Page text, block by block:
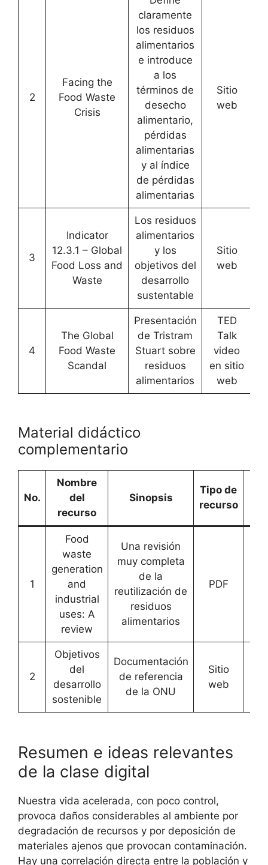
2
Facing the
Food Waste
Crisis
claramente
los residuos
alimentarios
e introduce
a los
términos de
desecho
alimentario,
pérdidas
alimentarias
y al índice
de pérdidas
alimentarias
Sitio
web
3
Indicator
12.3.1 – Global
Food Loss and
Waste
Los residuos
alimentarios
y los
objetivos del
desarrollo
sustentable
Sitio
web
4
The Global
Food Waste
Scandal
Presentación
de Tristram
Stuart sobre
residuos
alimentarios
TED
Talk
video
en sitio
web
Material didáctico
complementario
No.
Nombre
del
recurso
Sinopsis
Tipo de
recurso
1
Food
waste
generation
and
industrial
uses: A
review
Una revisión
muy completa
de la
reutilización de
residuos
alimentarios
PDF
2
Objetivos
del
desarrollo
sostenible
Documentación
de referencia
de la ONU
Sitio
web
Resumen e ideas relevantes
de la clase digital
Nuestra vida acelerada, con poco control,
provoca daños considerables al ambiente por
degradación de recursos y por deposición de
materiales ajenos que provocan contaminación.
Hay una correlación directa entre la población y